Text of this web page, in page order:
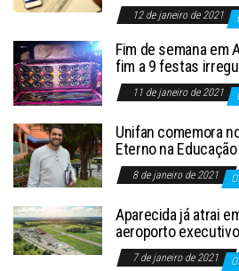
12 de janeiro de 2021
Fim de semana em
fim a 9 festas
11 de janeiro de 2021
Unifan comemora
Eterno na
8 de janeiro de 2021
Aparecida já atrai
aeroporto executivo
7 de janeiro de 2021